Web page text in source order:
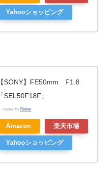
Yahooショッピング
【SONY】FE50mm F1.8
「SEL50F18F」
created by Rinker
Amazon 楽天市場
Yahooショッピング